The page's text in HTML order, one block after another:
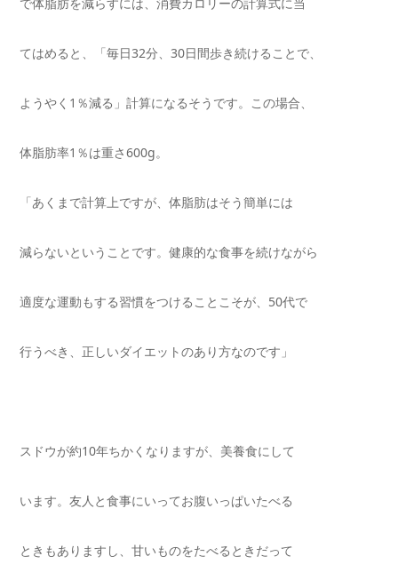
てはめると、「毎日32分、 30日間歩き続けることで、
ようやく 1 ％減る」計算になるそうです。この場合、
体脂肪率1 ％は重さ600g。
「あくまで計算上ですが、体脂肪はそう簡単には
減らないということです。健康的な食事を続けながら
適度な運動もする習慣をつけることこそが、 50代で
行うべき 、正しいダイエットのあり方なのです」
スドウが約10年ちかくなりますが、美養食にして
います。友人と食事にいってお腹いっぱいたべる
ときもありますし、甘いものをたべるときだって